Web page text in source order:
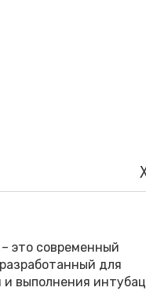
– это современный
для
и выполнения